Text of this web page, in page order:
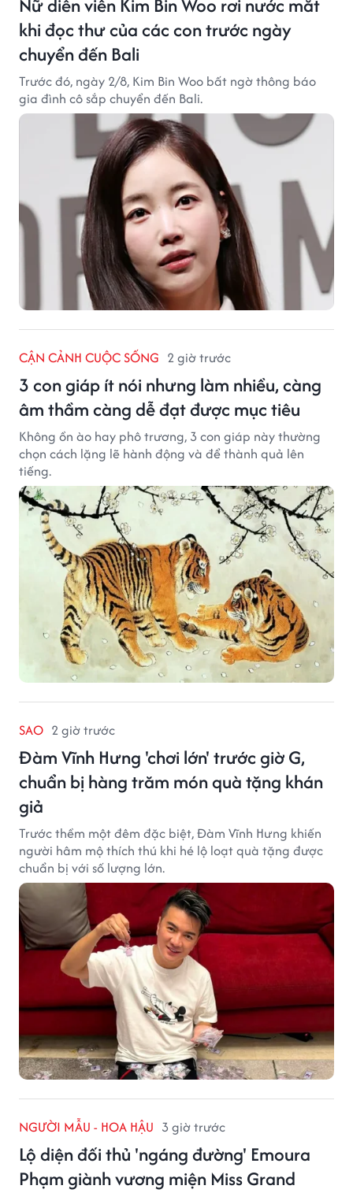
khi đọc thư của các con trước ngày
chuyển đến Bali
Trước đó, ngày 2/8, Kim Bin Woo bất ngờ thông báo
gia đình cô sắp chuyển đến Bali.
CẬN CẢNH CUỘC SỐNG 2 giờ trước
3 con giáp ít nói nhưng làm nhiều, càng
âm thầm càng dễ đạt được mục tiêu
Không ồn ào hay phô trương, 3 con giáp này thường
chọn cách lặng lẽ hành động và để thành quả lên
tiếng.
SAO 2 giờ trước
Đàm Vĩnh Hưng 'chơi lớn' trước giờ G,
chuẩn bị hàng trăm món quà tặng khán
giả
Trước thềm một đêm đặc biệt, Đàm Vĩnh Hưng khiến
người hâm mộ thích thú khi hé lộ loạt quà tặng được
chuẩn bị với số lượng lớn.
NGƯỜI MẪU - HOA HẬU 3 giờ trước
Lộ diện đối thủ 'ngáng đường' Emoura
Phạm giành vương miện Miss Grand